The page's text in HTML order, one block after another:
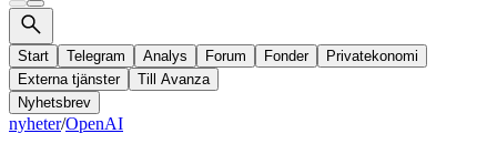
Start Telegram Analys Forum Fonder
Privatekonomi
Externa tjänster
Till Avanza
Nyhetsbrev
nyheter/OpenAI